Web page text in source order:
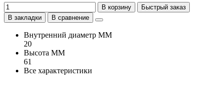
В корзину
Быстрый заказ
В закладки
В сравнение
Внутренний диаметр ММ
20
Высота ММ
61
Все характеристики